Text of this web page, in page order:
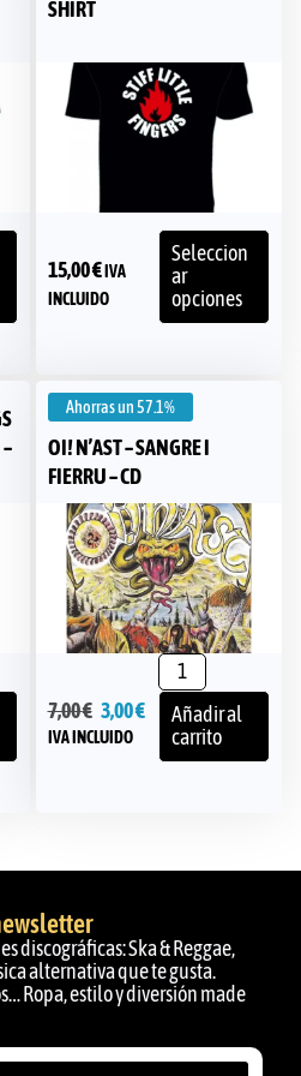
SHIRT
15,00€ IVA
INCLUIDO
Seleccion
ar
opciones
Ahorras un57.1%
OI! N’AST – SANGRE I
FIERRU – CD
7,00€ 3,00€
IVA INCLUIDO
Añadir al
carrito
discográficas: Ska & Reggae,
alternativa que te gusta.
Ropa, estilo y diversión made